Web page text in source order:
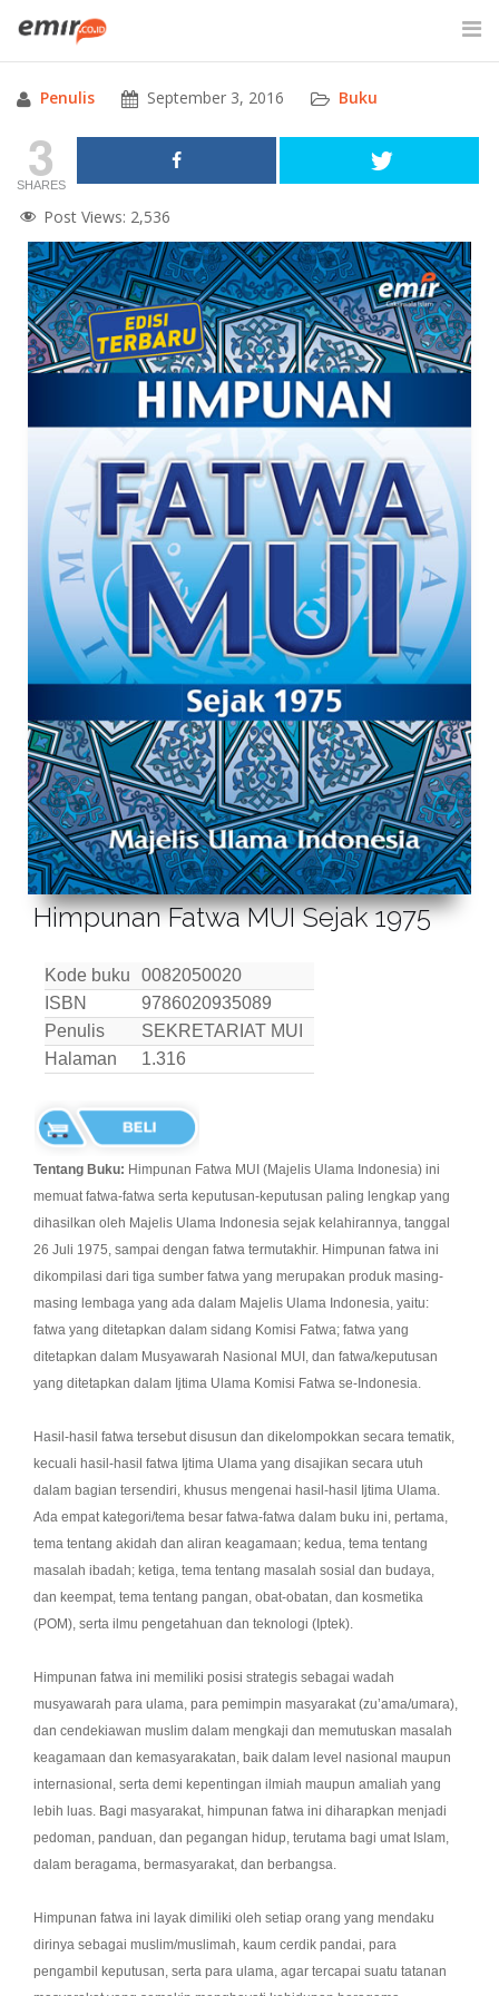
content
SITE SEARCH
Penulis September 3, 2016 Buku
3
SHARES
Post Views: 2,536
Himpunan Fatwa MUI Sejak 1975
Kode buku
0082050020
ISBN
9786020935089
Penulis
SEKRETARIAT MUI
Halaman
1.316
Tentang Buku: Himpunan Fatwa MUI (Majelis Ulama Indonesia) ini
memuat fatwa-fatwa serta keputusan-keputusan paling lengkap yang
dihasilkan oleh Majelis Ulama Indonesia sejak kelahirannya, tanggal
26 Juli 1975, sampai dengan fatwa termutakhir. Himpunan fatwa ini
dikompilasi dari tiga sumber fatwa yang merupakan produk masing-
masing lembaga yang ada dalam Majelis Ulama Indonesia, yaitu:
fatwa yang ditetapkan dalam sidang Komisi Fatwa; fatwa yang
ditetapkan dalam Musyawarah Nasional MUI, dan fatwa/keputusan
yang ditetapkan dalam Ijtima Ulama Komisi Fatwa se-Indonesia.
Hasil-hasil fatwa tersebut disusun dan dikelompokkan secara tematik,
kecuali hasil-hasil fatwa Ijtima Ulama yang disajikan secara utuh
dalam bagian tersendiri, khusus mengenai hasil-hasil Ijtima Ulama.
Ada empat kategori/tema besar fatwa-fatwa dalam buku ini, pertama,
tema tentang akidah dan aliran keagamaan; kedua, tema tentang
masalah ibadah; ketiga, tema tentang masalah sosial dan budaya,
dan keempat, tema tentang pangan, obat-obatan, dan kosmetika
(POM), serta ilmu pengetahuan dan teknologi (Iptek).
Himpunan fatwa ini memiliki posisi strategis sebagai wadah
musyawarah para ulama, para pemimpin masyarakat (zu’ama/umara),
dan cendekiawan muslim dalam mengkaji dan memutuskan masalah
keagamaan dan kemasyarakatan, baik dalam level nasional maupun
internasional, serta demi kepentingan ilmiah maupun amaliah yang
lebih luas. Bagi masyarakat, himpunan fatwa ini diharapkan menjadi
pedoman, panduan, dan pegangan hidup, terutama bagi umat Islam,
dalam beragama, bermasyarakat, dan berbangsa.
Himpunan fatwa ini layak dimiliki oleh setiap orang yang mendaku
dirinya sebagai muslim/muslimah, kaum cerdik pandai, para
pengambil keputusan, serta para ulama, agar tercapai suatu tatanan